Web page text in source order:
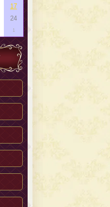
17
24
1